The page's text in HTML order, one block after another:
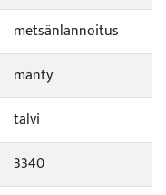
metsänlannoitus
mänty
talvi
3340